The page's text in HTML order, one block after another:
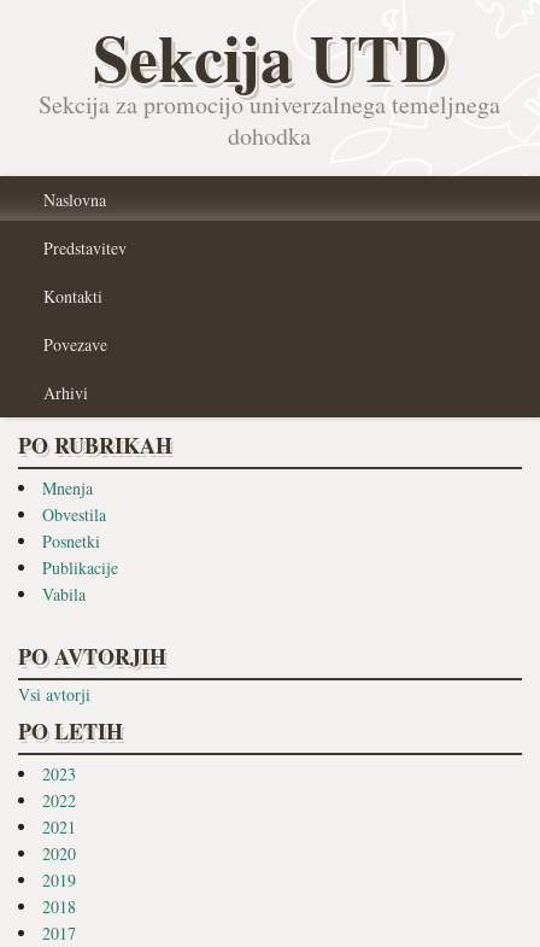
Sekcija UTD
Sekcija za promocijo univerzalnega temeljnega
dohodka
Naslovna
Predstavitev
Kontakti
Povezave
Arhivi
PO RUBRIKAH
Mnenja
Obvestila
Posnetki
Publikacije
Vabila
PO AVTORJIH
Vsi avtorji
PO LETIH
2023
2022
2021
2020
2019
2018
2017